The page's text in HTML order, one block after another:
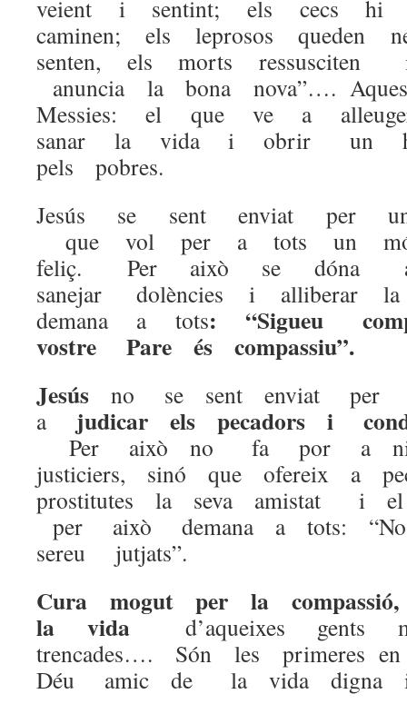
veient i sentint; els cecs hi
caminen; els leprosos
senten, els morts ressusciten
anuncia la bona nova”….
Messies: el que ve a
sanar la vida i obrir un
pels pobres.
Jesús se sent enviat per un
que vol per a tots un
feliç. Per això se dóna
sanejar dolències i
demana a tots: “Sigueu
vostre Pare és compassiu”.
Jesús
no se sent enviat per
a judicar els pecadors i
Per això no fa por a
justiciers, sinó que ofereix a
prostitutes la seva amistat i
per això demana a tots:
sereu jutjats”.
Cura mogut per la
la vida
d’aqueixes gents
trencades…. Són les primeres
Déu amic de la vida digna i